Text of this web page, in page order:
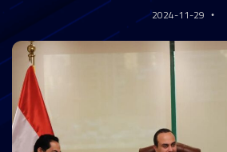
2024-11-29